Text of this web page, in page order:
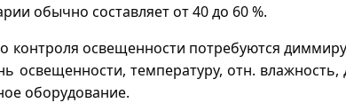
обычно составляет от 40 до 60 %.
контроля освещенности потребуются
освещенности, температуру, отн.
оборудование.